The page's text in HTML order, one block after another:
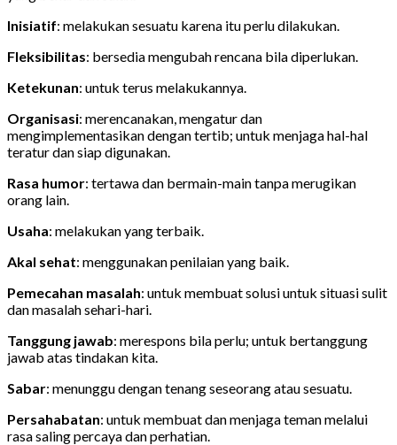
Inisiatif: melakukan sesuatu karena itu perlu dilakukan.
Fleksibilitas: bersedia mengubah rencana bila diperlukan.
Ketekunan: untuk terus melakukannya.
Organisasi: merencanakan, mengatur dan
mengimplementasikan dengan tertib; untuk menjaga hal-hal
teratur dan siap digunakan.
Rasa humor: tertawa dan bermain-main tanpa merugikan
orang lain.
Usaha: melakukan yang terbaik.
Akal sehat: menggunakan penilaian yang baik.
Pemecahan masalah: untuk membuat solusi untuk situasi sulit
dan masalah sehari-hari.
Tanggung jawab: merespons bila perlu; untuk bertanggung
jawab atas tindakan kita.
Sabar: menunggu dengan tenang seseorang atau sesuatu.
Persahabatan: untuk membuat dan menjaga teman melalui
rasa saling percaya dan perhatian.